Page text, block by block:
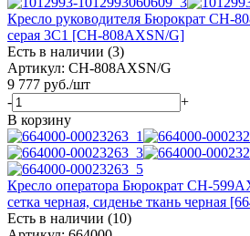
Кресло руководителя Бюрократ CH-
серая 3C1 [CH-808AXSN/G]
Есть в наличии (3)
Артикул: CH-808AXSN/G
9 777 руб./шт
-
+
В корзину
Кресло оператора Бюрократ CH-
сетка черная, сиденье ткань черная
Есть в наличии (10)